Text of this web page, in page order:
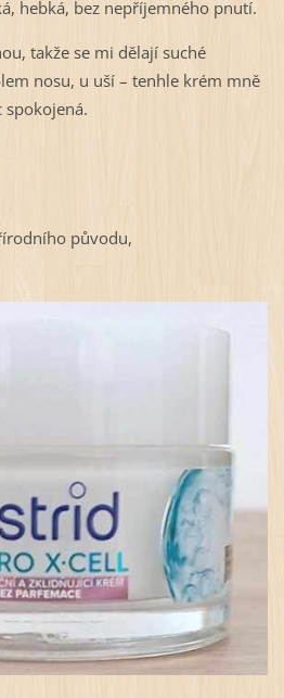
hebká, bez nepříjemného pnutí.
takže se mi dělají suché
nosu, u uší – tenhle krém mně
spokojená.
původu,